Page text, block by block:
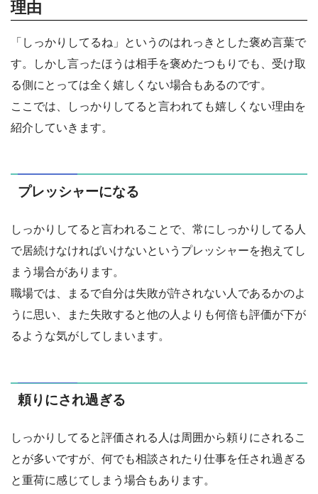
理由
「しっかりしてるね」というのはれっきとした褒め言葉で
す。しかし言ったほうは相手を褒めたつもりでも、受け取
る側にとっては全く嬉しくない場合もあるのです。
ここでは、しっかりしてると言われても嬉しくない理由を
紹介していきます。
プレッシャーになる
しっかりしてると言われることで、常にしっかりしてる人
で居続けなければいけないというプレッシャーを抱えてし
まう場合があります。
職場では、まるで自分は失敗が許されない人であるかのよ
うに思い、また失敗すると他の人よりも何倍も評価が下が
るような気がしてしまいます。
頼りにされ過ぎる
しっかりしてると評価される人は周囲から頼りにされるこ
とが多いですが、何でも相談されたり仕事を任され過ぎる
と重荷に感じてしまう場合もあります。